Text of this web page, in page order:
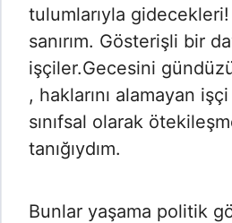
tulumlarıyla
sanırım. Gösterişli bir
işçiler.Gecesini
, haklarını alamayan işçi
sınıfsal olarak
tanığıydım.
Bunlar yaşama politik